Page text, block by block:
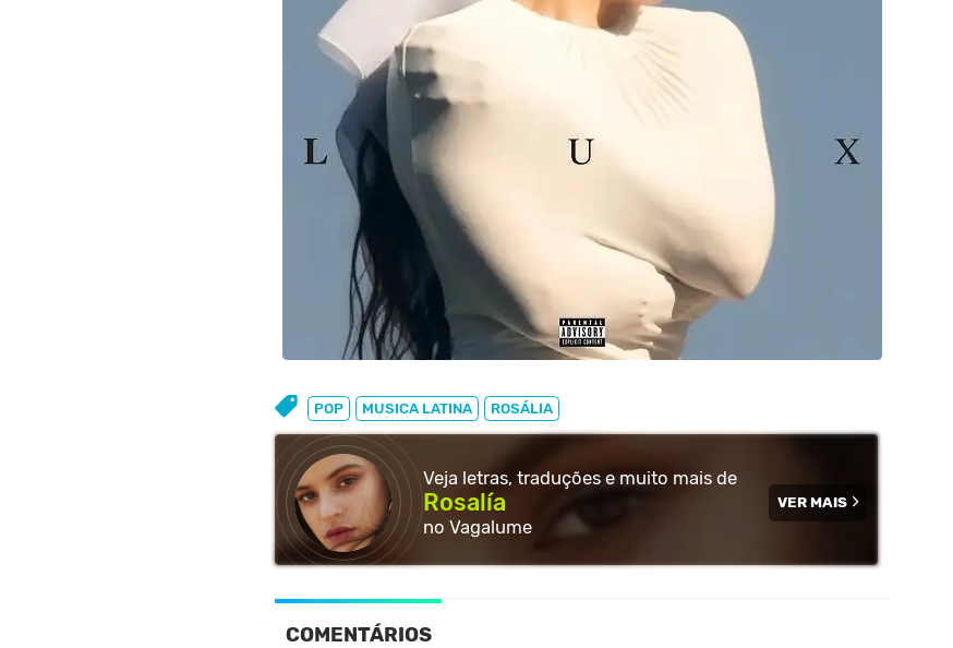
POP MUSICA LATINA ROSÁLIA
Veja letras, traduções e muito mais de
Rosalía
no Vagalume
VER MAIS
COMENTÁRIOS